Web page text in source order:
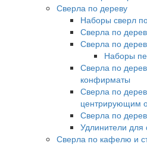
Сверла по дереву
Наборы сверл
Сверла по
Сверла по
Наборы
Сверла по
конфирматы
Сверла по
центрирующим
Сверла по
Удлинители для
Сверла по кафелю и